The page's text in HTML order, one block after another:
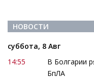
НОВОСТИ
суббота, 8 Авг
14:55
В Болгарии
БпЛА